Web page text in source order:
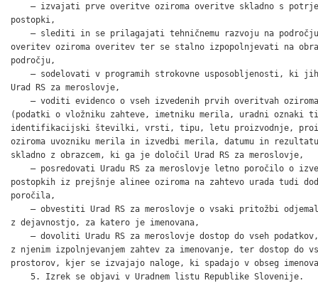
– izvajati prve overitve oziroma overitve skladno s
postopki,
– slediti in se prilagajati tehničnemu razvoju na
overitev oziroma overitev ter se stalno izpopolnjevati na
področju,
– sodelovati v programih strokovne usposobljenosti, ki
Urad RS za meroslovje,
– voditi evidenco o vseh izvedenih prvih overitvah
(podatki o vložniku zahteve, imetniku merila, uradni oznaki
identifikacijski številki, vrsti, tipu, letu proizvodnje,
oziroma uvozniku merila in izvedbi merila, datumu in
skladno z obrazcem, ki ga je določil Urad RS za meroslovje,
– posredovati Uradu RS za meroslovje letno poročilo o
postopkih iz prejšnje alinee oziroma na zahtevo urada tudi
poročila,
– obvestiti Urad RS za meroslovje o vsaki pritožbi
z dejavnostjo, za katero je imenovana,
– dovoliti Uradu RS za meroslovje dostop do vseh
z njenim izpolnjevanjem zahtev za imenovanje, ter dostop do
prostorov, kjer se izvajajo naloge, ki spadajo v obseg